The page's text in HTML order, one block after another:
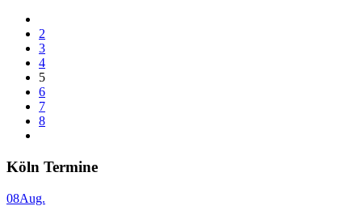
2
3
4
5
6
7
8
Köln Termine
08Aug.